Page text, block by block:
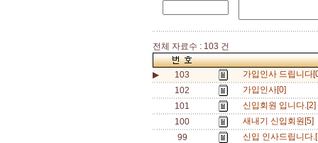
전체 자료수 : 103 건
▶ 103
가입인사 드립니다
102
가입인사[0]
101
신입회원 입니다
100
새내기 신입회원[5]
99
신입 인사드립니다